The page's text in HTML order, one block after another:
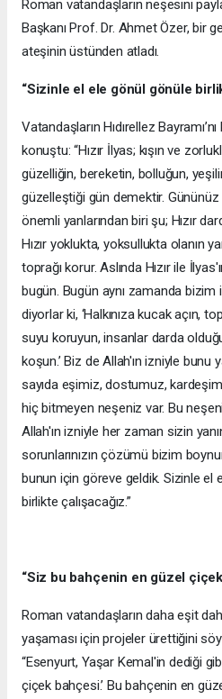
Roman vatandaşların neşesini
Başkanı Prof. Dr. Ahmet Özer, bir
ateşinin üstünden atladı.
“Sizinle el ele gönül gönüle
Vatandaşların Hıdırellez
konuştu: “Hızır İlyas; kışın ve
güzelliğin, bereketin, bolluğun, yeşilin
güzelleştiği gün demektir.
önemli yanlarından biri şu; Hızır
Hızır yoklukta, yoksullukta olanın
toprağı korur. Aslında Hızır ile
bugün. Bugün aynı zamanda bizim
diyorlar ki, ‘Halkınıza kucak açın,
suyu koruyun, insanlar darda
koşun.’ Biz de Allah'ın izniyle bunu
sayıda eşimiz, dostumuz,
hiç bitmeyen neşeniz var. Bu
Allah'ın izniyle her zaman sizin
sorunlarınızın çözümü bizim
bunun için göreve geldik. Sizinle el
birlikte çalışacağız.”
“Siz bu bahçenin en güzel
Roman vatandaşların daha eşit
yaşaması için projeler ürettiğini
“Esenyurt, Yaşar Kemal'in dediği
çiçek bahçesi.’ Bu bahçenin en